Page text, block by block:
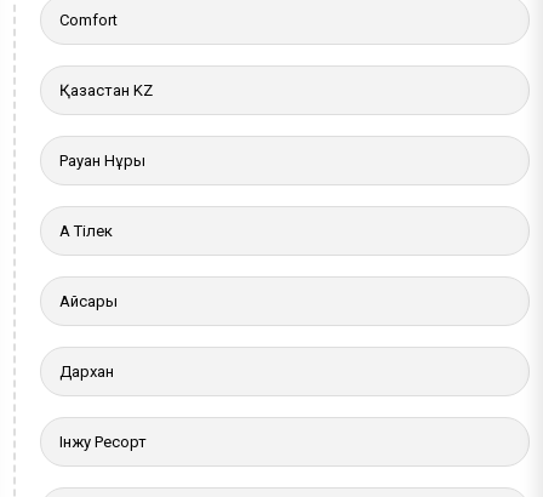
Comfort
Қазақстан KZ
Рауан Нұры
Ақ Тілек
Айсары
Дархан
Інжу Ресорт